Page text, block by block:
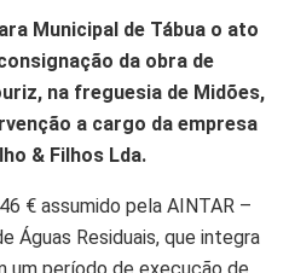
Municipal de Tábua o ato
da obra de
na freguesia de Midões,
a cargo da empresa
& Filhos Lda.
€ assumido pela AINTAR –
Águas Residuais, que integra